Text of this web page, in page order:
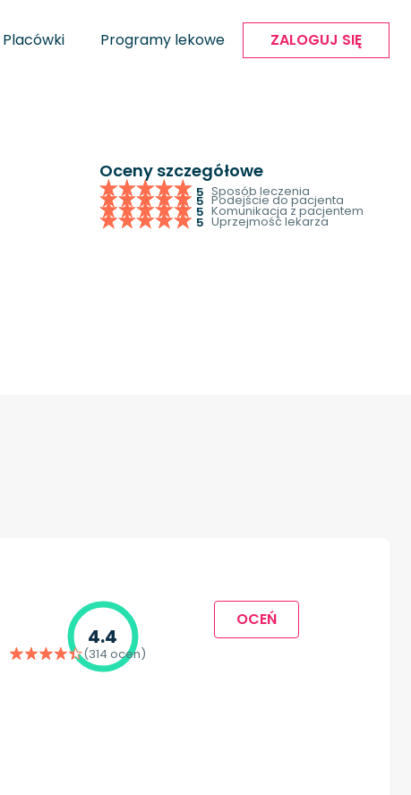
Placówki Programy lekowe ZALOGUJ SIĘ
Oceny szczegółowe
5 Sposób leczenia
5 Podejście do pacjenta
5 Komunikacja z pacjentem
5 Uprzejmość lekarza
4.4
(314 ocen)
OCEŃ